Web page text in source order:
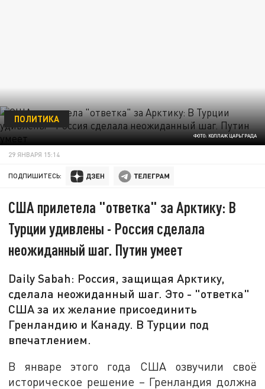
ФОТО: КОЛЛАЖ ЦАРЬГРАДА
ПОЛИТИКА
29 ЯНВАРЯ 15:14
ПОДПИШИТЕСЬ:
США прилетела "ответка" за Арктику: В
Турции удивлены - Россия сделала
неожиданный шаг. Путин умеет
Daily Sabah: Россия, защищая Арктику,
сделала неожиданный шаг. Это - "ответка"
США за их желание присоединить
Гренландию и Канаду. В Турции под
впечатлением.
В январе этого года США озвучили своё
историческое решение – Гренландия должна